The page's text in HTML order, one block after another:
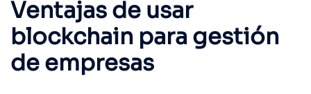
Ventajas de usar
blockchain para gestión
de empresas